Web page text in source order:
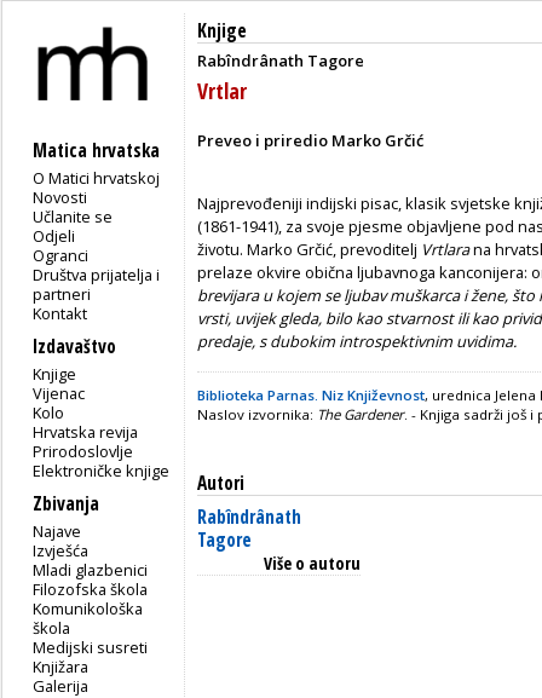
Matica hrvatska
O Matici hrvatskoj
Novosti
Učlanite se
Odjeli
Ogranci
Društva prijatelja i
partneri
Kontakt
Izdavaštvo
Knjige
Vijenac
Kolo
Hrvatska revija
Prirodoslovlje
Elektroničke knjige
Zbivanja
Najave
Izvješća
Mladi glazbenici
Filozofska škola
Komunikološka
škola
Medijski susreti
Knjižara
Galerija
Knjige
Rabîndrânath Tagore
Vrtlar
Preveo i priredio Marko Grčić
Najprevođeniji indijski pisac, klasik svjetske
(1861-1941), za svoje pjesme objavljene pod
životu. Marko Grčić, prevoditelj Vrtlarana
prelaze okvire obična ljubavnoga kanconijera:
brevijara u kojem se ljubav muškarca i žene,
vrsti, uvijek gleda, bilo kao stvarnost ili kao
predaje, s dubokim introspektivnim uvidima.
Biblioteka Parnas. Niz Književnost, urednica
Naslov izvornika: The Gardener. - Knjiga sadrži još
Autori
Rabîndrânath
Tagore
Više o autoru